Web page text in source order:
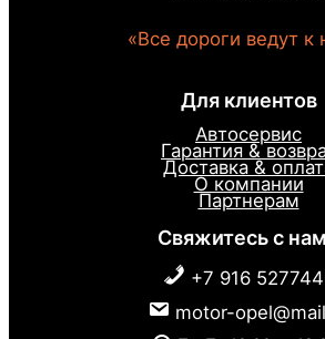
«Все дороги ведут к
Для клиентов
Автосервис
Гарантия &
Доставка &
О компании
Партнерам
Свяжитесь с
+7 916
motor-